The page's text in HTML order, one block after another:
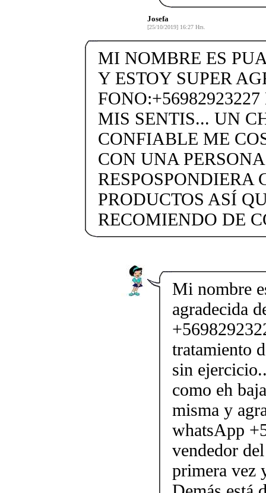
Josefa
[25/10/2019] 16:27 Hrs.
MI NOMBRE ES
Y ESTOY SUPER
MIS SENTIS... UN
CONFIABLE ME
CON UNA
RESPOSPONDIERA
PRODUCTOS ASÍ
RECOMIENDO DE
Mi nombre
agradecida
tratamiento
sin
como eh
misma y
whatsApp
vendedor
primera vez